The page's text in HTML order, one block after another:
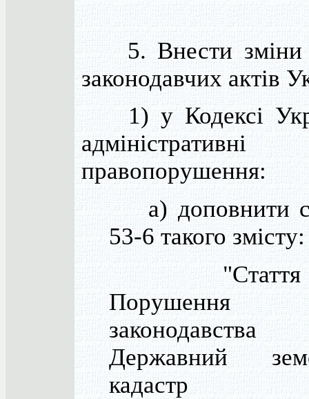
5. Внести зміни
законодавчих актів
1) у Кодексі
адміністративні
правопорушення:
а) доповнити
53-6 такого змісту:
"Стаття
Порушення
Державний
кадастр